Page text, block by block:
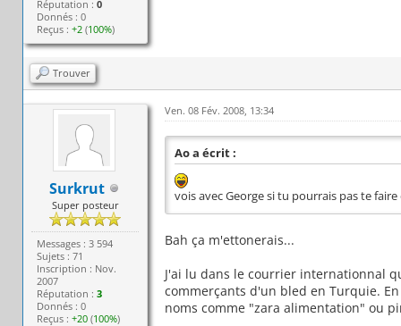
Réputation :0
Donnés : 0
Reçus :+2 (100%)
Trouver
Surkrut
Super posteur
Messages : 3 594
Sujets : 71
Inscription : Nov.
2007
Réputation :3
Donnés : 0
Reçus :+20 (100%)
Ven. 08 Fév. 2008, 13:34
Ao a écrit :
vois avec George si tu pourrais pas te
Bah ça m'ettonerais...
J'ai lu dans le courrier internationnal
commerçants d'un bled en Turquie.
noms comme "zara alimentation" ou